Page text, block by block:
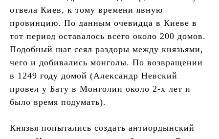
отвела Киев, к тому времени явную
провинцию. По данным очевидца в Киеве в
тот период оставалось всего около 200 домов.
Подобный шаг сеял раздоры между князьями,
чего и добивались монголы. По возвращении
в 1249 году домой (Александр Невский
провел у Бату в Монголии около 2-х лет и
было время подумать).
Князья попытались создать антиордынский